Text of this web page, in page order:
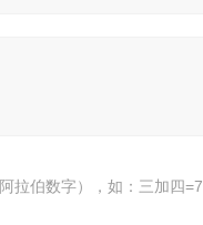
拉伯数字），如：三加四=7